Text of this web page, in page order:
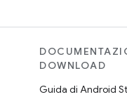
DOWNLOAD
Guida di Android